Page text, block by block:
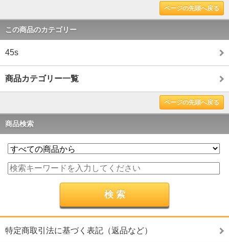
ページの先頭へ戻る
この商品のカテゴリー
45s
商品カテゴリー一覧
ページの先頭へ戻る
商品検索
特定商取引法に基づく表記（返品など）